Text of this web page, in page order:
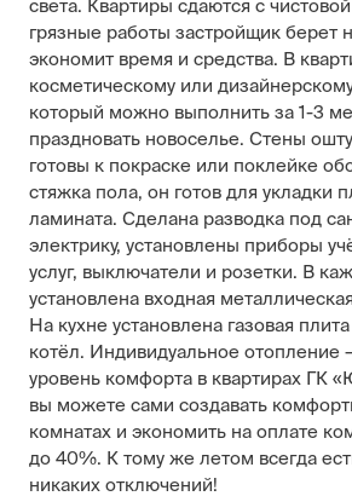
света. Квартиры сдаются с
грязные работы застройщик берет
экономит время и средства. В
косметическому или
который можно выполнить за 1-3
праздновать новоселье. Стены
готовы к покраске или поклейке
стяжка пола, он готов для укладки
ламината. Сделана разводка под
электрику, установлены приборы
услуг, выключатели и розетки. В
установлена входная
На кухне установлена газовая
котёл. Индивидуальное отопление
уровень комфорта в квартирах ГК
вы можете сами создавать
комнатах и экономить на оплате
до 40%. К тому же летом всегда
никаких отключений!